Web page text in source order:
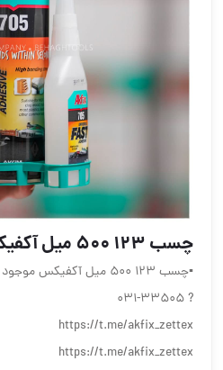
چسب 123 500 میل آکفیکس
▪️چسب 123 500 میل آکفیکس موجود شد.
? 031-33505
https://t.me/akfix_zettex
https://t.me/akfix_zettex